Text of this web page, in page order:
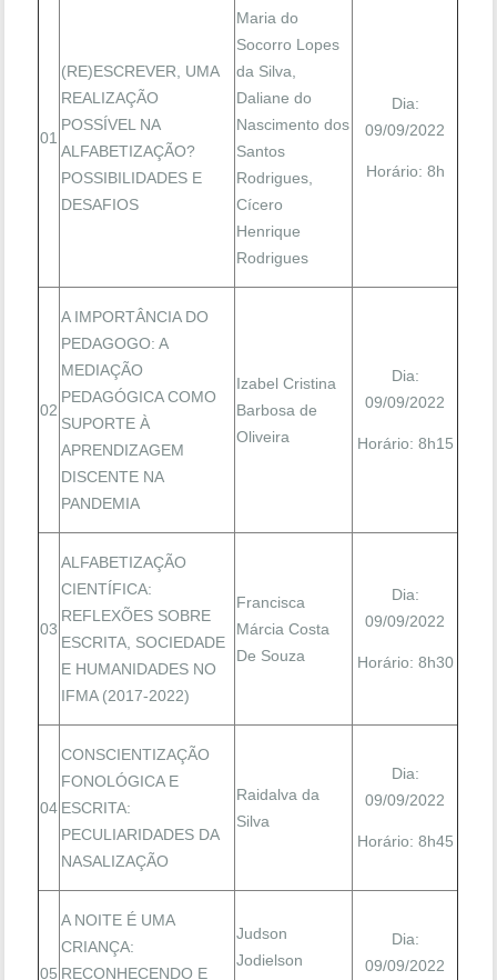
01
(RE)ESCREVER, UMA
REALIZAÇÃO
POSSÍVEL NA
ALFABETIZAÇÃO?
POSSIBILIDADES E
DESAFIOS
Maria do
Socorro Lopes
da Silva,
Daliane do
Nascimento dos
Santos
Rodrigues,
Cícero
Henrique
Rodrigues
Dia:
09/09/2022
Horário: 8h
02
A IMPORTÂNCIA DO
PEDAGOGO: A
MEDIAÇÃO
PEDAGÓGICA COMO
SUPORTE À
APRENDIZAGEM
DISCENTE NA
PANDEMIA
Izabel Cristina
Barbosa de
Oliveira
Dia:
09/09/2022
Horário: 8h15
03
ALFABETIZAÇÃO
CIENTÍFICA:
REFLEXÕES SOBRE
ESCRITA, SOCIEDADE
E HUMANIDADES NO
IFMA (2017-2022)
Francisca
Márcia Costa
De Souza
Dia:
09/09/2022
Horário: 8h30
04
CONSCIENTIZAÇÃO
FONOLÓGICA E
ESCRITA:
PECULIARIDADES DA
NASALIZAÇÃO
Raidalva da
Silva
Dia:
09/09/2022
Horário: 8h45
05
A NOITE É UMA
CRIANÇA:
RECONHECENDO E
Judson
Jodielson
Dia:
09/09/2022